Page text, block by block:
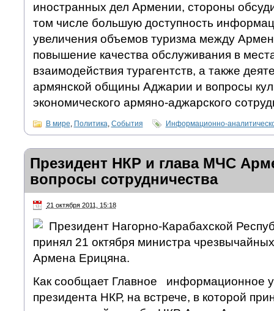
иностранных дел Армении, стороны
том числе большую доступность
увеличения объемов туризма между
повышение качества обслуживания в
взаимодействия турагентств, а также
армянской общины Аджарии и вопросы
экономического армяно-аджарского
В мире, Политика, События Информационно-
Президент НКР и глава МЧС
вопросы сотрудничества
21 октября 2011, 15:18
Президент Нагорно-Карабахской
принял 21 октября министра
Армена Ерицяна.
Как сообщает Главное информационное
президента НКР, на встрече, в которой